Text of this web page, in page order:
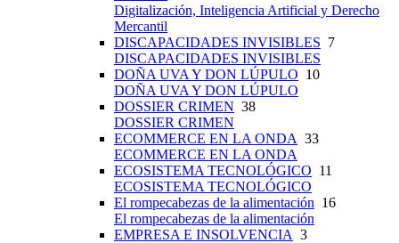
Digitalización, Inteligencia Artificial y Derecho
Mercantil
DISCAPACIDADES INVISIBLES 7
DISCAPACIDADES INVISIBLES
DOÑA UVA Y DON LÚPULO 10
DOÑA UVA Y DON LÚPULO
DOSSIER CRIMEN 38
DOSSIER CRIMEN
ECOMMERCE EN LA ONDA 33
ECOMMERCE EN LA ONDA
ECOSISTEMA TECNOLÓGICO 11
ECOSISTEMA TECNOLÓGICO
El rompecabezas de la alimentación 16
El rompecabezas de la alimentación
EMPRESA E INSOLVENCIA 3